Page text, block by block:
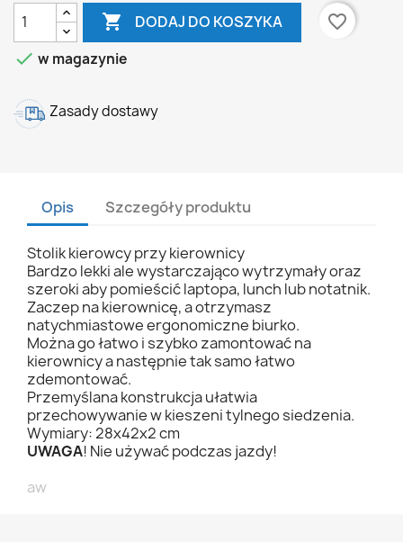
 DODAJ DO KOSZYKA
favorite_border
 w magazynie
Zasady dostawy
Opis Szczegóły produktu
Stolik kierowcy przy kierownicy
Bardzo lekki ale wystarczająco wytrzymały oraz
szeroki aby pomieścić laptopa, lunch lub notatnik.
Zaczep na kierownicę, a otrzymasz
natychmiastowe ergonomiczne biurko.
Można go łatwo i szybko zamontować na
kierownicy a następnie tak samo łatwo
zdemontować.
Przemyślana konstrukcja ułatwia
przechowywanie w kieszeni tylnego siedzenia.
Wymiary: 28x42x2 cm
UWAGA! Nie używać podczas jazdy!
aw